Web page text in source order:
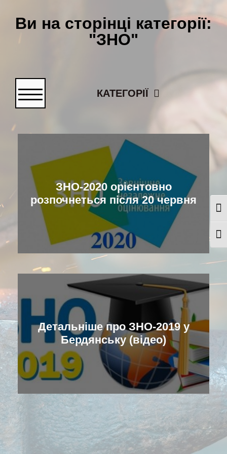
Ви на сторінці категорії:
"ЗНО"
КАТЕГОРІЇ
ЗНО-2020 орієнтовно
розпочнеться після 20 червня
Детальніше про ЗНО-2019 у
Бердянську (відео)